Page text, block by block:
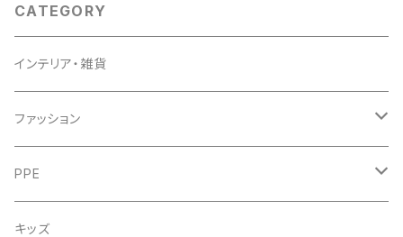
CATEGORY
インテリア・雑貨
ファッション
アクセサリー
スカル
PPE
マスク
キッズ